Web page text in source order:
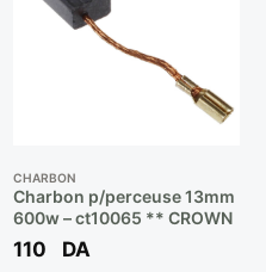
CHARBON
Charbon p/perceuse 13mm
600w – ct10065 ** CROWN
110 DA